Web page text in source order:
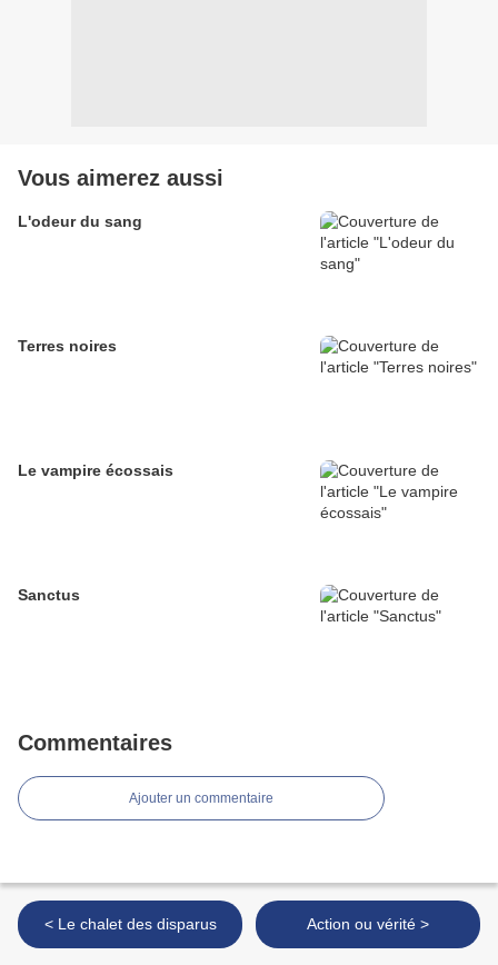
Vous aimerez aussi
L'odeur du sang
Terres noires
Le vampire écossais
Sanctus
Commentaires
Ajouter un commentaire
< Le chalet des disparus Action ou vérité >